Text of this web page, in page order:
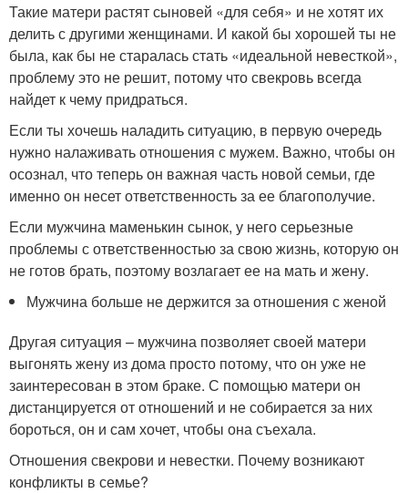
Такие матери растят сыновей «для себя» и не хотят их
делить с другими женщинами. И какой бы хорошей ты не
была, как бы не старалась стать «идеальной невесткой»,
проблему это не решит, потому что свекровь всегда
найдет к чему придраться.
Если ты хочешь наладить ситуацию, в первую очередь
нужно налаживать отношения с мужем. Важно, чтобы он
осознал, что теперь он важная часть новой семьи, где
именно он несет ответственность за ее благополучие.
Если мужчина маменькин сынок, у него серьезные
проблемы с ответственностью за свою жизнь, которую он
не готов брать, поэтому возлагает ее на мать и жену.
Мужчина больше не держится за отношения с женой
Другая ситуация – мужчина позволяет своей матери
выгонять жену из дома просто потому, что он уже не
заинтересован в этом браке. С помощью матери он
дистанцируется от отношений и не собирается за них
бороться, он и сам хочет, чтобы она съехала.
Отношения свекрови и невестки. Почему возникают
конфликты в семье?